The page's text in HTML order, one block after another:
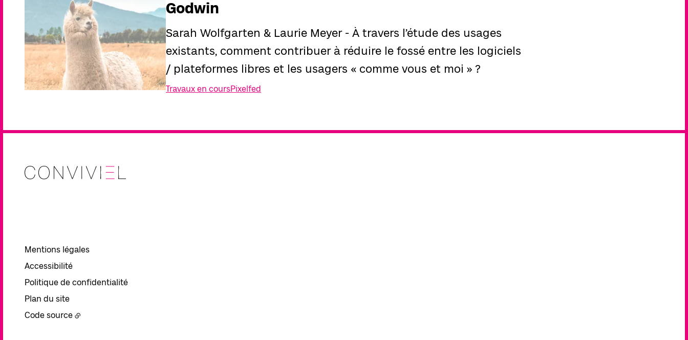
Godwin
Sarah Wolfgarten & Laurie Meyer - À travers l’étude des usages
existants, comment contribuer à réduire le fossé entre les logiciels
/ plateformes libres et les usagers « comme vous et moi » ?
Travaux en coursPixelfed
Mentions légales
Accessibilité
Politique de confidentialité
Plan du site
Code source